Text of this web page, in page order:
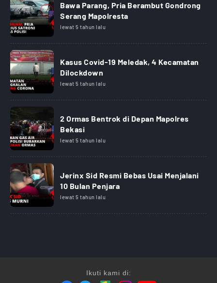
Bawa Parang, Pria Berambut Gondrong
Serang Mapolresta
lewat 5 tahun lalu
Kasus Covid-19 Meledak, 4 Kecamatan
Dilockdown
lewat 5 tahun lalu
2 Ormas Bentrok di Depan Mapolres
Bekasi
lewat 5 tahun lalu
Jerinx Sid Resmi Bebas Usai Menjalani
10 Bulan Penjara
lewat 5 tahun lalu
Ikuti kami di: